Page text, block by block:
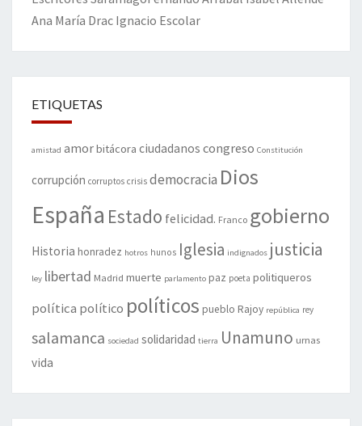
Ana María Drac Ignacio Escolar
ETIQUETAS
amistad amorbitácora ciudadanos congreso Constitución
corrupción corruptos crisis democracia Dios
España Estado felicidad. Franco gobierno
Historia honradez hotros hunos Iglesia indignados justicia
ley libertad Madrid muerte parlamento paz poeta politiqueros
política político políticos pueblo Rajoy república rey
salamanca sociedad solidaridad tierra Unamuno urnas
vida